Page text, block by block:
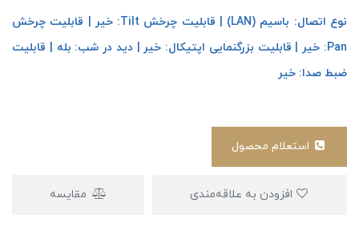
نوع اتصال: باسیم (LAN) | قابلیت چرخش Tilt: خیر | قابلیت چرخش
Pan: خیر | قابلیت بزرگنمایی اپتیکال: خیر | دید در شب: بله | قابلیت
ضبط صدا: خیر
مقایسه